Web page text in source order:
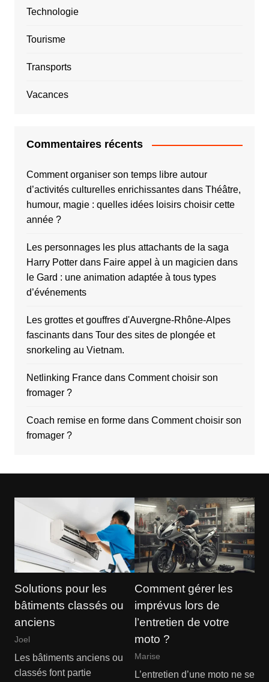
Technologie
Tourisme
Transports
Vacances
Commentaires récents
Comment organiser son temps libre autour
d’activités culturelles enrichissantesdans Théâtre,
humour, magie : quelles idées loisirs choisir cette
année ?
Les personnages les plus attachants de la saga
Harry Potterdans Faire appel à un magicien dans
le Gard : une animation adaptée à tous types
d’événements
Les grottes et gouffres d'Auvergne-Rhône-Alpes
fascinantsdans Tour des sites de plongée et
snorkeling au Vietnam.
Netlinking Francedans Comment choisir son
fromager ?
Coach remise en formedans Comment choisir son
fromager ?
Solutions pour les
bâtiments classés ou
anciens
Joel
Les bâtiments anciens ou
classés font partie
Comment gérer les
imprévus lors de
l’entretien de votre
moto ?
Marise
L’entretien d’une moto ne se